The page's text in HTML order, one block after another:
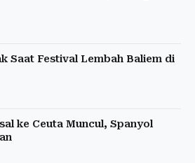
Saat Festival Lembah Baliem di
ke Ceuta Muncul, Spanyol